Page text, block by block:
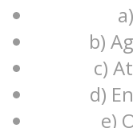
b)
c)
d)
e)